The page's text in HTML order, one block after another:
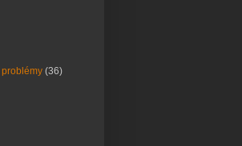
problémy (36)